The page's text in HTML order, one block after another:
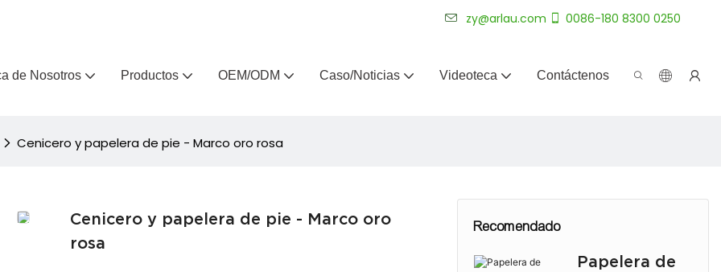
zy@arlau.com 0086-180 8300 0250
de Nosotros Productos OEM/ODM Caso/Noticias Videoteca Contáctenos
Cenicero y papelera de pie - Marco oro rosa
Cenicero y papelera de pie - Marco oro
rosa
Recomendado
Papelera de